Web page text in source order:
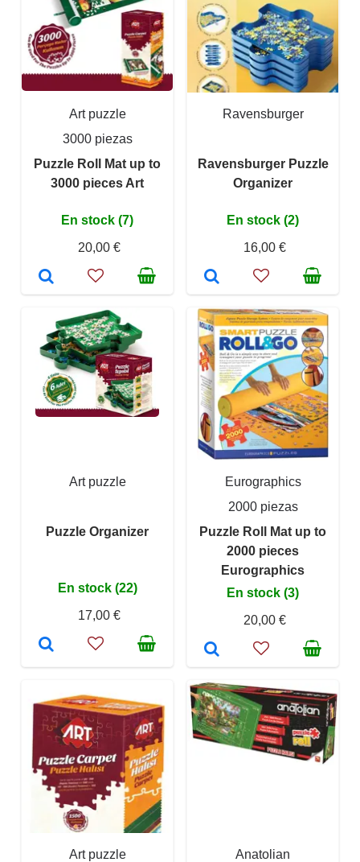
Art puzzle
3000 piezas
Puzzle Roll Mat up to
3000 pieces Art
En stock (7)
20,00 €
Ravensburger
Ravensburger Puzzle
Organizer
En stock (2)
16,00 €
Art puzzle
Puzzle Organizer
En stock (22)
17,00 €
Eurographics
2000 piezas
Puzzle Roll Mat up to
2000 pieces
Eurographics
En stock (3)
20,00 €
Art puzzle
Anatolian